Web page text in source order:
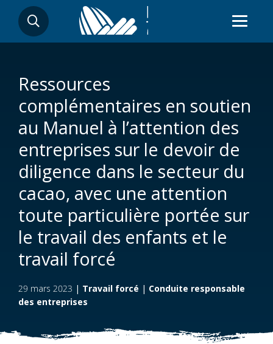
contenu
RECHERCHER
Ressources
complémentaires en soutien
au Manuel à l’attention des
entreprises sur le devoir de
diligence dans le secteur du
cacao, avec une attention
toute particulière portée sur
le travail des enfants et le
travail forcé
29 mars 2023 | Travail forcé | Conduite responsable
des entreprises